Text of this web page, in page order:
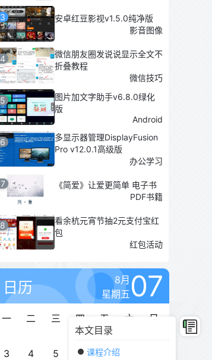
本文目录
课程介绍
3
安卓红豆影视v1.5.0纯净版
影音图像
4
微信朋友圈发说说显示全文不
折叠教程
微信技巧
5
图片加文字助手v6.8.0绿化
版
Android
6
多显示器管理DisplayFusion
Pro v12.0.1高级版
办公学习
7
《简爱》让爱更简单 电子书
PDF书籍
8
看余杭元宵节抽2元支付宝红
包
红包活动
日历
8月
星期五 07
一 二 三 四 五 六
日
3
4 5 6 7